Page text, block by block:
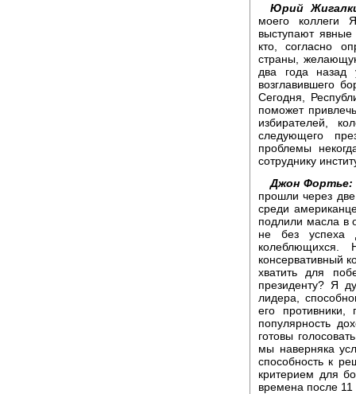
Юрий
моего коллеги
выступают
кто, согласно
страны,
два года назад
возглавившего
Сегодня,
поможет
избирателей,
следующего
проблемы
сотруднику
Джон Фортье:
прошли через
среди
подлили масла в
не без успеха
колеблющихся.
консервативный
хватить для
президенту? Я
лидера,
его противники,
популярность
готовы
мы наверняка
способность к
критерием для
времена после 11